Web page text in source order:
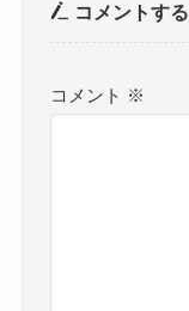
コメントする
コメント ※